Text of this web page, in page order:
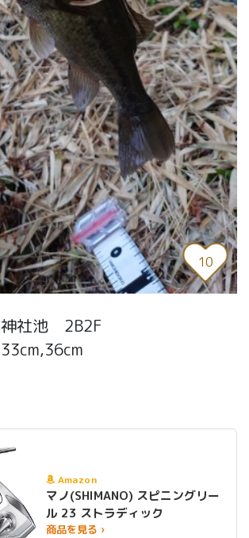
10
神社池 2B2F
33cm,36cm
Amazon
マノ(SHIMANO) スピニングリー
ル 23 ストラディック
商品を見る ›